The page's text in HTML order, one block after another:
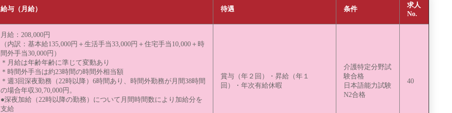
給与（月給） 待遇 条件
求人
No.
月給：208,000円
（内訳：基本給135,000円＋生活手当33,000円＋住宅手当10,000＋時
間外手当30,000円）
＊月給は年齢年齢に準じて変動あり
＊時間外手当は約23時間の時間外相当額
＊週3回深夜勤務（22時以降）6時間あり、時間外勤務が月間38時間
の場合年収30,70,000円。
●深夜加給（22時以降の勤務）について月間時間数により加給分を
支給
賞与（年２回）・昇給（年１
回）・年次有給休暇
介護特定分野試
験合格
日本語能力試験
N2合格
40